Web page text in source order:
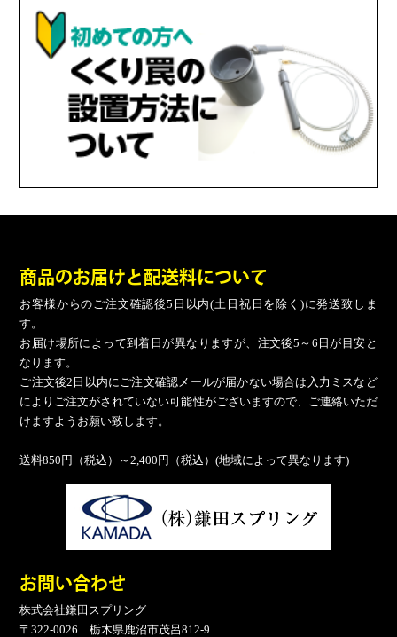
商品のお届けと配送料について
お客様からのご注文確認後5日以内(土日祝日を除く)に発送致しま
す。
お届け場所によって到着日が異なりますが、注文後5～6日が目安と
なります。
ご注文後2日以内にご注文確認メールが届かない場合は入力ミスなど
によりご注文がされていない可能性がございますので、ご連絡いただ
けますようお願い致します。
送料850円（税込）～2,400円（税込）(地域によって異なります)
お問い合わせ
株式会社鎌田スプリング
〒322-0026 栃木県鹿沼市茂呂812-9